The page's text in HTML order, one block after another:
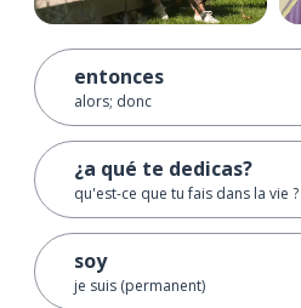
entonces
alors; donc
¿a qué te dedicas?
qu'est-ce que tu fais dans la vie ?
soy
je suis (permanent)